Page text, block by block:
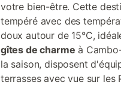
votre bien-être. Cette
tempéré avec des
doux autour de 15°C,
gîtes de charme à
la saison, disposent
terrasses avec vue sur les